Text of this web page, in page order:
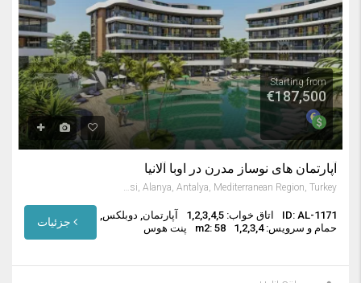
Starting from
€187,500
آپارتمان های نوساز مدرن در اوبا آلانیا
ID: AL-1171
اتاق خواب: 1,2,3,4,5
حمام و سرویس: 1,2,3,4
m2: 58
آپارتمان, دوبلکس,
پنت هوس